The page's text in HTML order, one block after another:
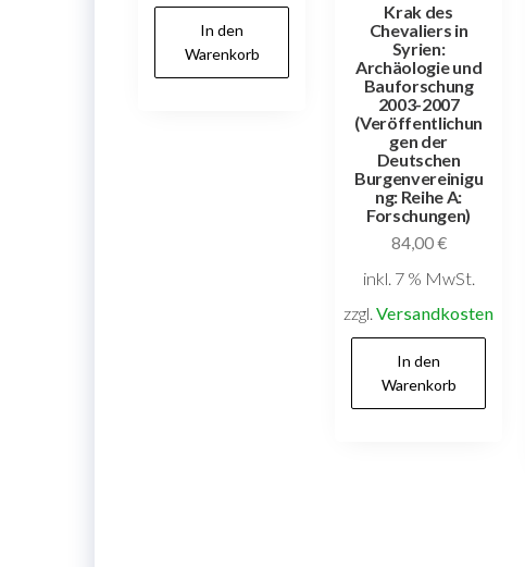
In den
Warenkorb
Krak des
Chevaliers in
Syrien:
Archäologie und
Bauforschung
2003-2007
(Veröffentlichun
gen der
Deutschen
Burgenvereinigu
ng: Reihe A:
Forschungen)
84,00€
inkl. 7 % MwSt.
zzgl.Versandkosten
In den
Warenkorb